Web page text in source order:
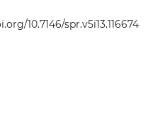
10.7146/spr.v5i13.116674